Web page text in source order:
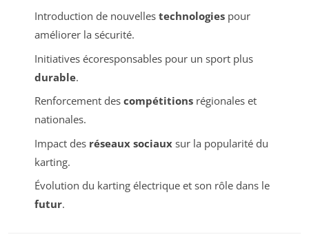
Introduction de nouvelles technologiespour
améliorer la sécurité.
Initiatives écoresponsables pour un sport plus
durable.
Renforcement des compétitionsrégionales et
nationales.
Impact des réseaux sociauxsur la popularité du
karting.
Évolution du karting électrique et son rôle dans le
futur.